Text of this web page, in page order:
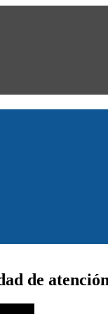
de